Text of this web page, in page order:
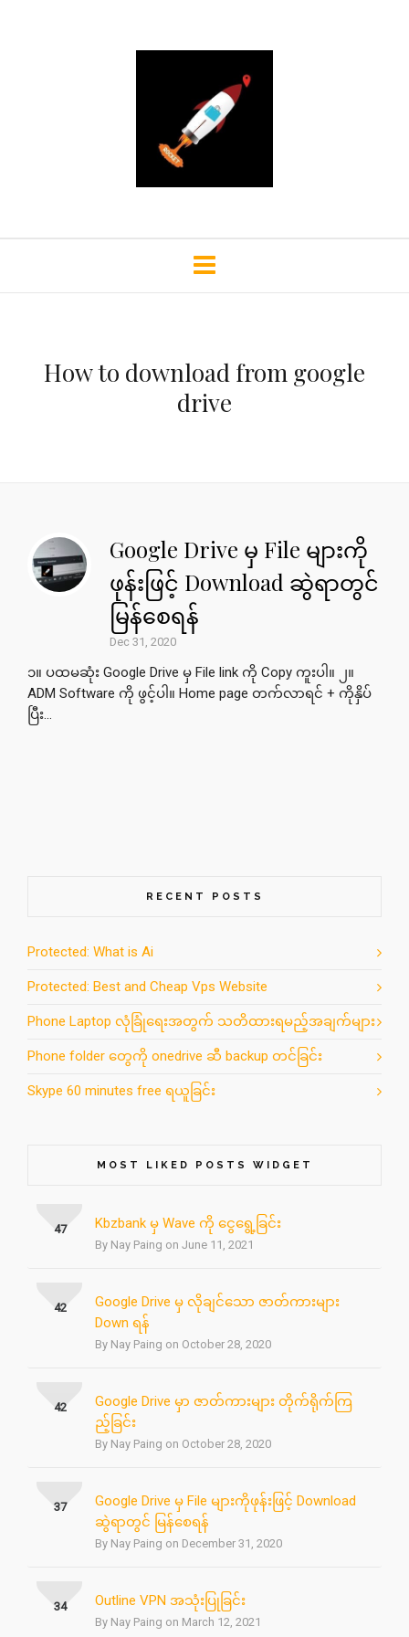
How to download from google
drive
Google Drive မှ File များကို
ဖုန်းဖြင့် Download ဆွဲရာတွင်
မြန်စေရန်
Dec 31, 2020
၁။ ပထမဆုံး Google Drive မှ File link ​ကို Copy ကူးပါ။ ၂။
ADM Software ကို ဖွင့်ပါ။ Home page တက်လာရင် + ကိုနှိပ်
ပြီး...
RECENT POSTS
Protected: What is Ai
Protected: Best and Cheap Vps Website
Phone Laptop လုံခြုံရေးအတွက် သတိထားရမည့်အချက်များ
Phone folder တွေကို onedrive ဆီ backup တင်ခြင်း
Skype 60 minutes free ရယူခြင်း
MOST LIKED POSTS WIDGET
Kbzbank မှ Wave ကို ငွေရွေ့ခြင်း
By Nay Paing on June 11, 2021
47
Google Drive မှ လိုချင်သော ဇာတ်ကားများ
Down ရန်
By Nay Paing on October 28, 2020
42
Google Drive မှာ ဇာတ်ကားများ တိုက်ရိုက်ကြ
ည့်ခြင်း
By Nay Paing on October 28, 2020
42
Google Drive မှ File များကိုဖုန်းဖြင့် Download
ဆွဲရာတွင် မြန်စေရန်
By Nay Paing on December 31, 2020
37
Outline VPN အသုံးပြုခြင်း
By Nay Paing on March 12, 2021
34